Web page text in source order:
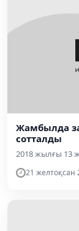
Жамбылда
сотталды
2018 жылғы 13
21 желтоқсан